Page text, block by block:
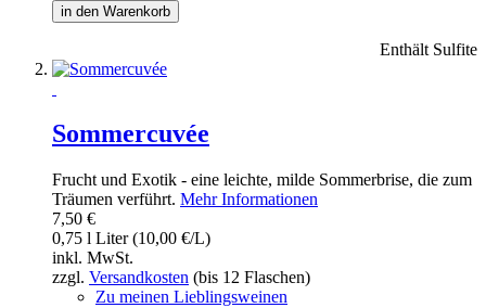
in den Warenkorb
Enthält Sulfite
Sommercuvée
Frucht und Exotik - eine leichte, milde Sommerbrise, die zum
Träumen verführt. Mehr Informationen
7,50 €
0,75 l Liter (10,00 €/L)
inkl. MwSt.
zzgl. Versandkosten (bis 12 Flaschen)
Zu meinen Lieblingsweinen